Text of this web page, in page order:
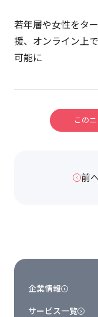
若年層や女性をタ
援、オンライン上
可能に
この
前
企業情報
サービス一覧